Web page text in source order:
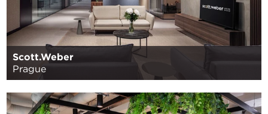
Scott.Weber
Prague